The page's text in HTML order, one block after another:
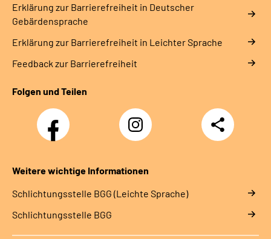
Erklärung zur Barrierefreiheit in Deutscher
Gebärdensprache
Erklärung zur Barrierefreiheit in Leichter Sprache
Feedback zur Barrierefreiheit
Folgen und Teilen
Facebook-
Kanal
des
Sprudelhof
Instagram-
Kanal
des
Sprudelhof
Teilen
Weitere wichtige Informationen
Schlich­tungs­stel­le BGG (Leichte Sprache)
Schlich­tungs­stel­le BGG